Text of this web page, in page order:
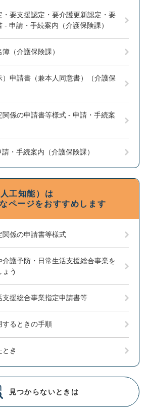
要支援認定・要介護更新認定・要
- 申請・手続案内（介護保険課）
（介護保険課）
申請書（兼本人同意書）（介護保
係の申請書等様式 - 申請・手続案
・手続案内（介護保険課）
工知能）は
ページをおすすめします
係の申請書等様式
護予防・日常生活支援総合事業を
う
援総合事業指定申請書等
するときの手順
き
見つからないときは